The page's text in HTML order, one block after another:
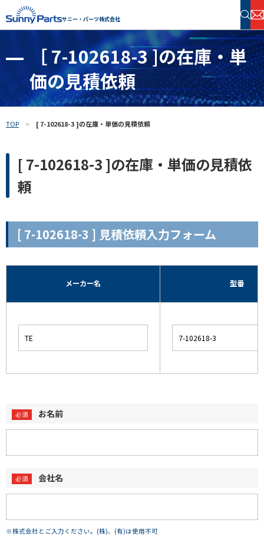
サニー・パーツ株式会社
半導体・電子部品 在庫検索
フリーワードで探す
［ 7-102618-3 ]の在庫・単
価の見積依頼
TOP [ 7-102618-3 ]の在庫・単価の見積依頼
[ 7-102618-3 ]の在庫・単価の見積依
頼
[ 7-102618-3 ] 見積依頼入力フォーム
メーカー名 型番
お名前
会社名
※株式会社とご入力ください。(株)、(有)は使用不可